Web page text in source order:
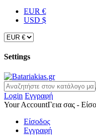
EUR €
USD $
Settings
Login Εγγραφή
Your AccountΓεια σας -
Είσοδος
Εγγραφή